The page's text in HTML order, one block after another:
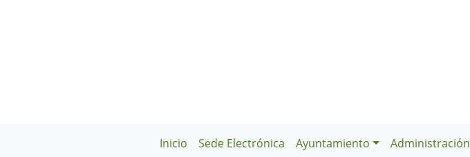
Inicio Sede Electrónica Ayuntamiento Administración